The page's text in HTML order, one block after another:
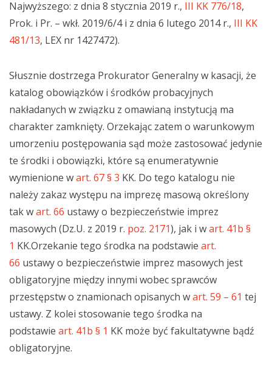
Najwyższego: z dnia 8 stycznia 2019 r., III KK 776/18,
Prok. i Pr. – wkł. 2019/6/4 i z dnia 6 lutego 2014 r., III KK
481/13, LEX nr 1427472).
Słusznie dostrzega Prokurator Generalny w kasacji, że
katalog obowiązków i środków probacyjnych
nakładanych w związku z omawianą instytucją ma
charakter zamknięty. Orzekając zatem o warunkowym
umorzeniu postępowania sąd może zastosować jedynie
te środki i obowiązki, które są enumeratywnie
wymienione wart. 67 § 3 KK. Do tego katalogu nie
należy zakaz występu na imprezę masową określony
tak wart. 66 ustawy o bezpieczeństwie imprez
masowych (Dz.U. z 2019 r. poz. 2171), jak i wart. 41b §
1 KK.Orzekanie tego środka na podstawie art.
66 ustawy o bezpieczeństwie imprez masowych jest
obligatoryjne między innymi wobec sprawców
przestępstw o znamionach opisanych wart. 59 – 61 tej
ustawy. Z kolei stosowanie tego środka na
podstawie art. 41b § 1 KK może być fakultatywne bądź
obligatoryjne.